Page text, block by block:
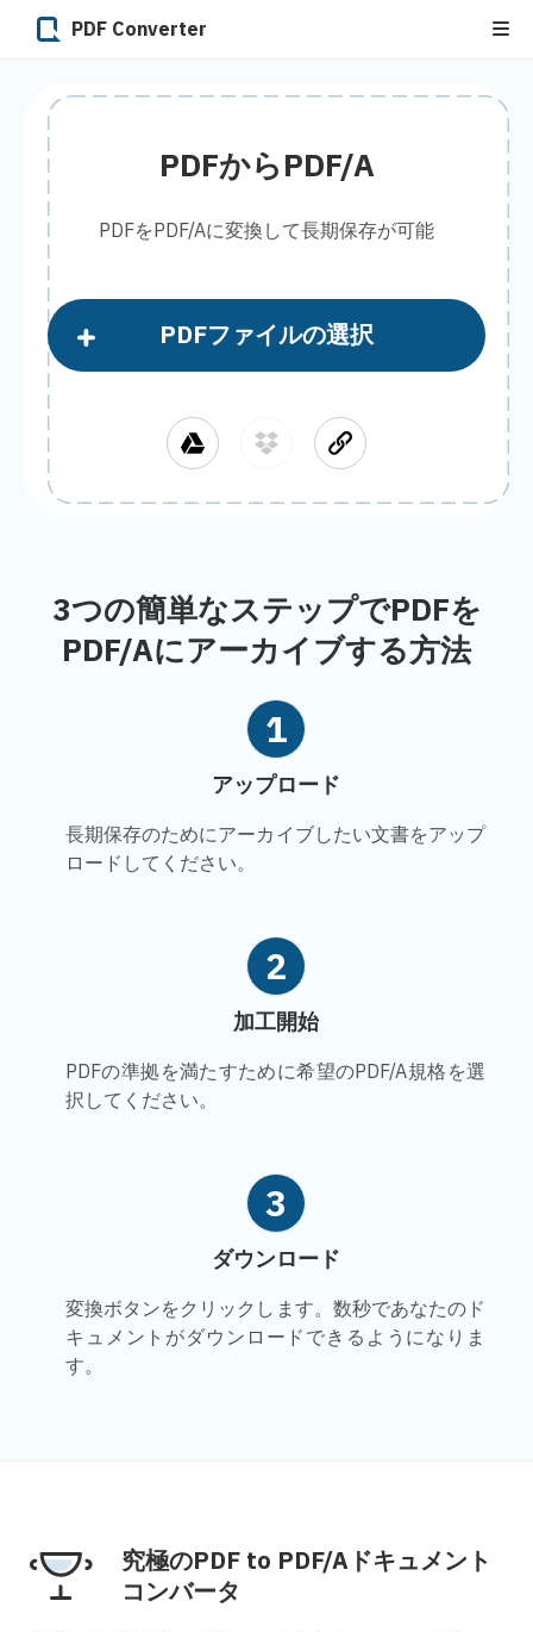
PDF Converter
PDFからPDF/A
PDFをPDF/Aに変換して長期保存が可能
PDFファイルの選択
3つの簡単なステップでPDFを
PDF/Aにアーカイブする方法
1
アップロード
長期保存のためにアーカイブしたい文書をアップ
ロードしてください。
2
加工開始
PDFの準拠を満たすために希望のPDF/A規格を選
択してください。
3
ダウンロード
変換ボタンをクリックします。数秒であなたのド
キュメントがダウンロードできるようになりま
す。
究極のPDF to PDF/Aドキュメント
コンバータ